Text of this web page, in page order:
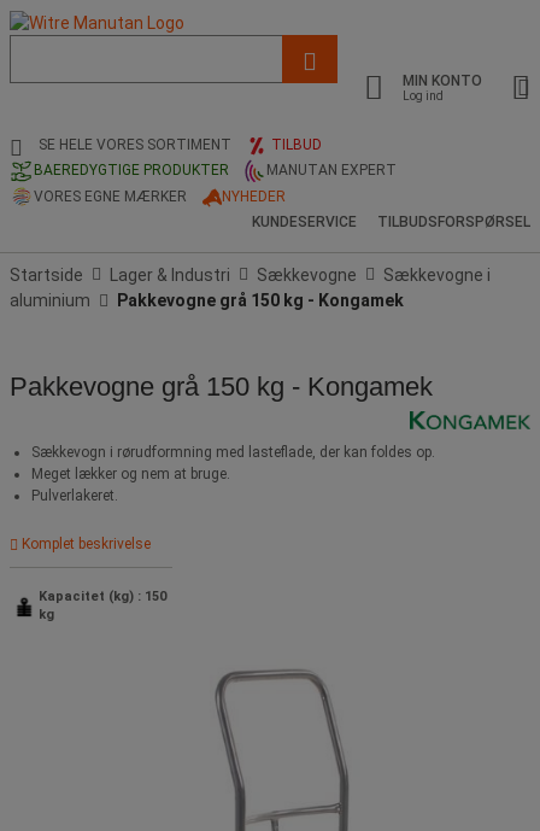
og
søgehistorik
MIN KONTO
Log ind
SE HELE VORES SORTIMENT
TILBUD
BAEREDYGTIGE PRODUKTER
MANUTAN EXPERT
VORES EGNE MÆRKER
NYHEDER
KUNDESERVICE
TILBUDSFORSPØRSEL
Startside Lager & Industri Sækkevogne
Sækkevogne i
aluminium
Pakkevogne grå 150 kg - Kongamek
Pakkevogne grå 150 kg - Kongamek
Sækkevogn i rørudformning med lasteflade, der kan foldes op.
Meget lækker og nem at bruge.
Pulverlakeret.
Komplet beskrivelse
Kapacitet (kg) : 150
kg